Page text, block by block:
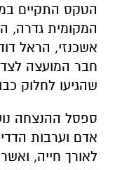
הטקס התקיים
המקומית גדרה,
אשכנזי, הראל
חבר המועצה
שהגיעו לחלוק
ספסל ההנצחה
אדם וערבות
לאורך חייה,